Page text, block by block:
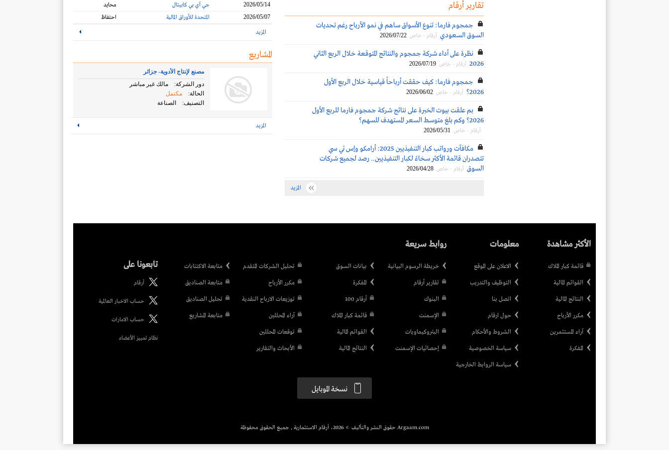
تقارير أرقام
جمجوم فارما: تنوع الأسواق ساهم في نمو الأرباح رغم تحديات
السوق السعودي أرقام - خاص 2026/07/22
نظرة على أداء شركة جمجوم والنتائج المتوقعة خلال الربع الثاني
2026 أرقام - خاص 2026/07/19
جمجوم فارما: كيف حققت أرباحاً قياسية خلال الربع الأول
2026؟
أرقام - خاص 2026/06/02
بم علقت بيوت الخبرة على نتائج شركة جمجوم فارما للربع الأول
2026؟ وكم بلغ متوسط السعر المستهدف للسهم؟
أرقام - خاص 2026/05/31
مكافآت ورواتب كبار التنفيذيين 2025: أرامكو وإس تي سي
تتصدران قائمة الأكثر سخاءً لكبار التنفيذيين.. رصد لجميع شركات
السوق أرقام - خاص 2026/04/28
المزيد
2026/05/14
جي آي بي كابيتال
محايد
2026/05/07
المتحدة للأوراق المالية احتفاظ
المزيد
المشاريع
مصنع لإنتاج الأدوية- جزائر
دور الشركة:
مالك غير مباشر
الحالة:
مكتمل
التصنيف:
الصناعة
المزيد
الأكثر مشاهدة
قائمة كبار الملاك
القوائم المالية
النتائج المالية
مكرر الأرباح
آراء المستثمرين
المفكرة
معلومات
الاعلان على الموقع
التوظيف والتدريب
اتصل بنا
حول ارقام
الشروط والأحكام
سياسة الخصوصية
سياسة الروابط الخارجية
روابط سريعة
خريطة الرسوم البيانية
تقارير أرقام
البنوك
الإسمنت
البتروكيماويات
إحصائيات الإسمنت
بيانات السوق
المفكرة
أرقام 100
قائمة كبار الملاك
القوائم المالية
النتائج المالية
تحليل الشركات المتقدم
مكرر الأرباح
توزيعات الارباح النقدية
آراء المحللين
توقعات المحللين
الأبحاث والتقارير
متابعة الاكتتابات
متابعة الصناديق
تحليل الصناديق
متابعة المشاريع
تابعونا على
أرقام
حساب الاخبار العالمية
حساب الامارات
نظام تمييز الأعضاء
نسخة الموبايل
Argaam.com حقوق النشر والتأليف © 2026، أرقام الاستثمارية , جميع الحقوق محفوظة